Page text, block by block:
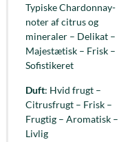
Typiske Chardonnay-
noter af citrus og
mineraler – Delikat –
Majestætisk – Frisk –
Sofistikeret
Duft: Hvid frugt –
Citrusfrugt – Frisk –
Frugtig – Aromatisk –
Livlig